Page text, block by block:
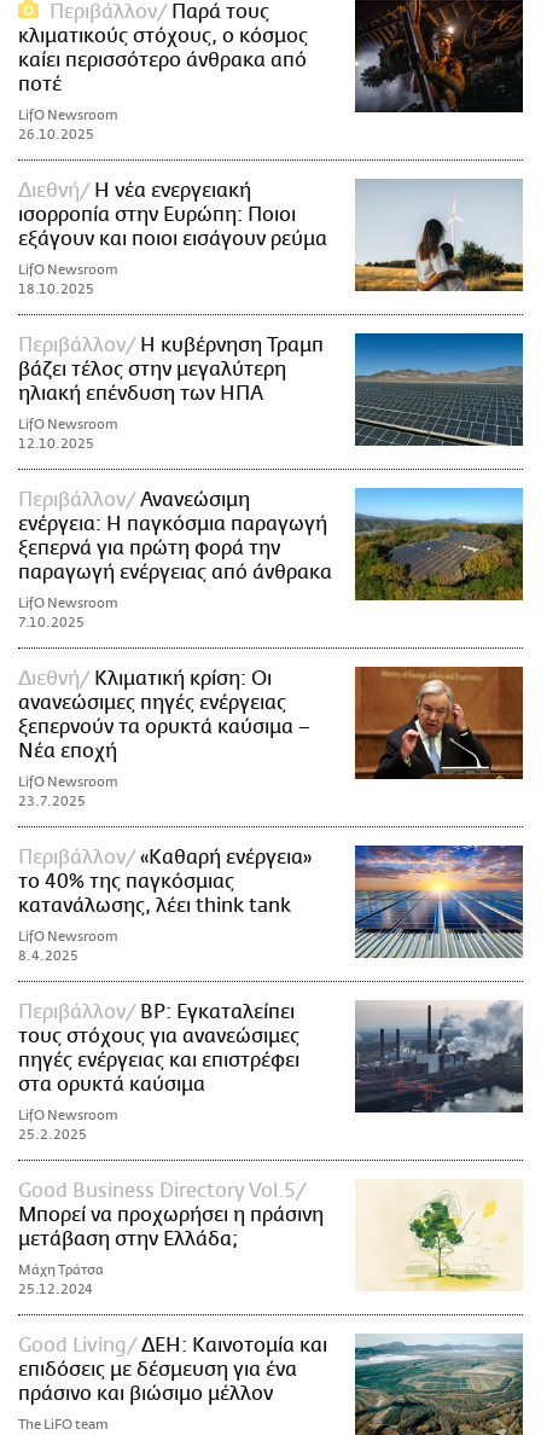
Περιβάλλον
Παρά τους
κλιματικούς στόχους, ο κόσμος
καίει περισσότερο άνθρακα από
ποτέ
LifO Newsroom
26.10.2025
Διεθνή
Η νέα ενεργειακή
ισορροπία στην Ευρώπη: Ποιοι
εξάγουν και ποιοι εισάγουν ρεύμα
LifO Newsroom
18.10.2025
Περιβάλλον
Η κυβέρνηση Τραμπ
βάζει τέλος στην μεγαλύτερη
ηλιακή επένδυση των ΗΠΑ
LifO Newsroom
12.10.2025
Περιβάλλον
Ανανεώσιμη
ενέργεια: Η παγκόσμια παραγωγή
ξεπερνά για πρώτη φορά την
παραγωγή ενέργειας από άνθρακα
LifO Newsroom
7.10.2025
Διεθνή
Κλιματική κρίση: Οι
ανανεώσιμες πηγές ενέργειας
ξεπερνούν τα ορυκτά καύσιμα –
Νέα εποχή
LifO Newsroom
23.7.2025
Περιβάλλον
«Καθαρή ενέργεια»
το 40% της παγκόσμιας
κατανάλωσης, λέει think tank
LifO Newsroom
8.4.2025
Περιβάλλον
BP: Εγκαταλείπει
τους στόχους για ανανεώσιμες
πηγές ενέργειας και επιστρέφει
στα ορυκτά καύσιμα
LifO Newsroom
25.2.2025
Good Business Directory Vol.5
Μπορεί να προχωρήσει η πράσινη
μετάβαση στην Ελλάδα;
Μάχη Τράτσα
25.12.2024
Good Living
ΔΕΗ: Kαινοτομία και
επιδόσεις με δέσμευση για ένα
πράσινο και βιώσιμο μέλλον
The LiFO team